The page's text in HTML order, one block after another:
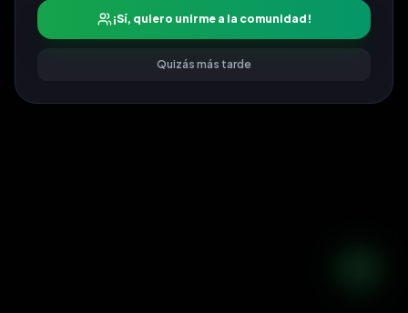
¡Sí, quiero unirme a la comunidad!
Quizás más tarde